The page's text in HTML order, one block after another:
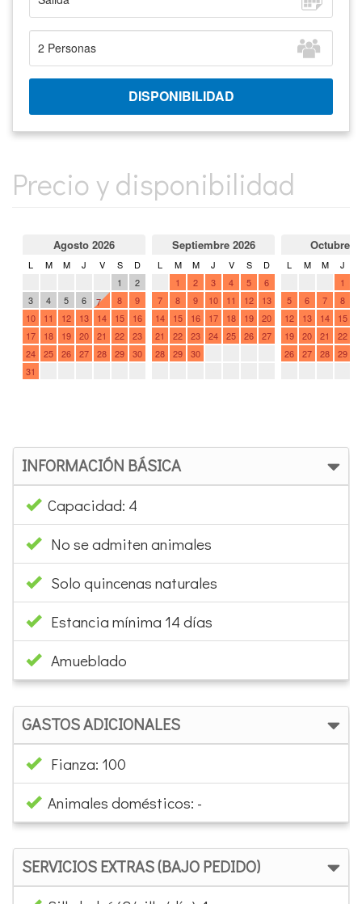
Precio y disponibilidad
INFORMACIÓN BÁSICA
Capacidad: 4
No se admiten animales
Solo quincenas naturales
Estancia mínima 14 días
Amueblado
GASTOS ADICIONALES
Fianza: 100
Animales domésticos: -
SERVICIOS EXTRAS (BAJO PEDIDO)